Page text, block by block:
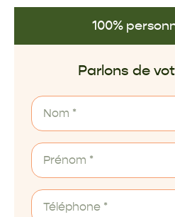
100%
Parlons de